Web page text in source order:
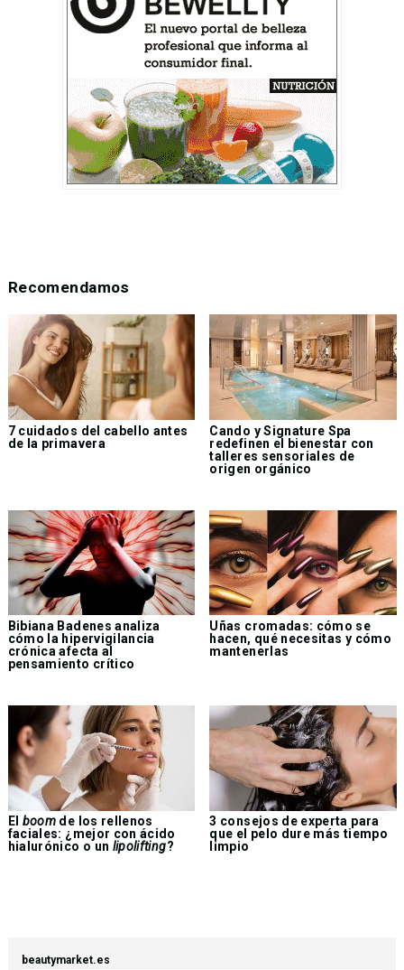
Recomendamos
7 cuidados del cabello antes
de la primavera
Cando y Signature Spa
redefinen el bienestar con
talleres sensoriales de
origen orgánico
Bibiana Badenes analiza
cómo la hipervigilancia
crónica afecta al
pensamiento crítico
Uñas cromadas: cómo se
hacen, qué necesitas y cómo
mantenerlas
El boom de los rellenos
faciales: ¿mejor con ácido
hialurónico o un lipolifting?
3 consejos de experta para
que el pelo dure más tiempo
limpio
beautymarket.es